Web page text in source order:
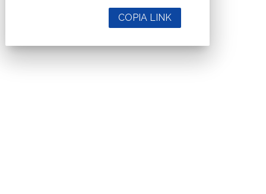
COPIA LINK